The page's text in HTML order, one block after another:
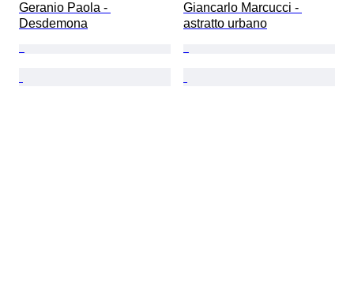
Geranio Paola -
Desdemona
Giancarlo Marcucci -
astratto urbano